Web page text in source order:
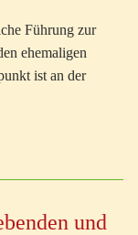
Führung zur
ehemaligen
ist an der
und